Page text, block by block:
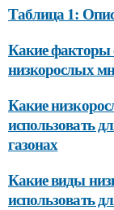
Таблица 1:
Какие факторы
низкорослых
Какие
использовать
газонах
Какие виды
использовать